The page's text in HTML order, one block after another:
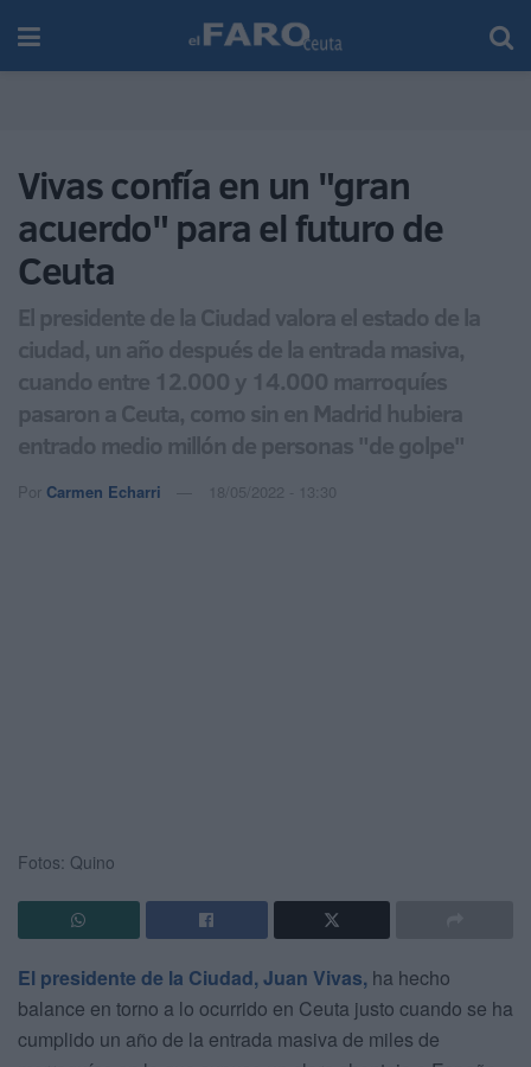
Vivas confía en un "gran
acuerdo" para el futuro de
Ceuta
El presidente de la Ciudad valora el estado de la
ciudad, un año después de la entrada masiva,
cuando entre 12.000 y 14.000 marroquíes
pasaron a Ceuta, como sin en Madrid hubiera
entrado medio millón de personas "de golpe"
Por Carmen Echarri 18/05/2022 - 13:30
Fotos: Quino
El presidente de la Ciudad, Juan Vivas, ha hecho
balance en torno a lo ocurrido en Ceuta justo cuando se ha
cumplido un año de la entrada masiva de miles de